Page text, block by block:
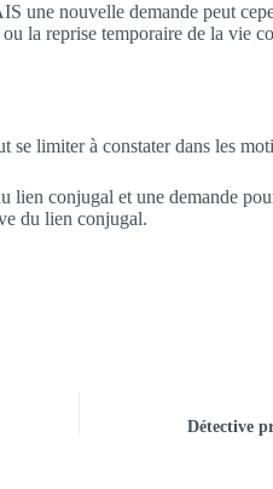
une nouvelle demande peut
la reprise temporaire de la vie
se limiter à constater dans les
conjugal et une demande
du lien conjugal.
Détective